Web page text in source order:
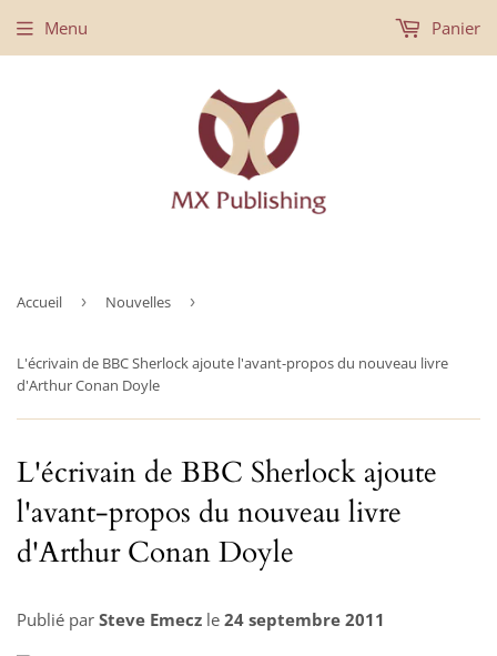
Menu Panier
Accueil › Nouvelles ›
L'écrivain de BBC Sherlock ajoute l'avant-propos du nouveau livre
d'Arthur Conan Doyle
L'écrivain de BBC Sherlock ajoute
l'avant-propos du nouveau livre
d'Arthur Conan Doyle
Publié par Steve Emecz le 24 septembre 2011